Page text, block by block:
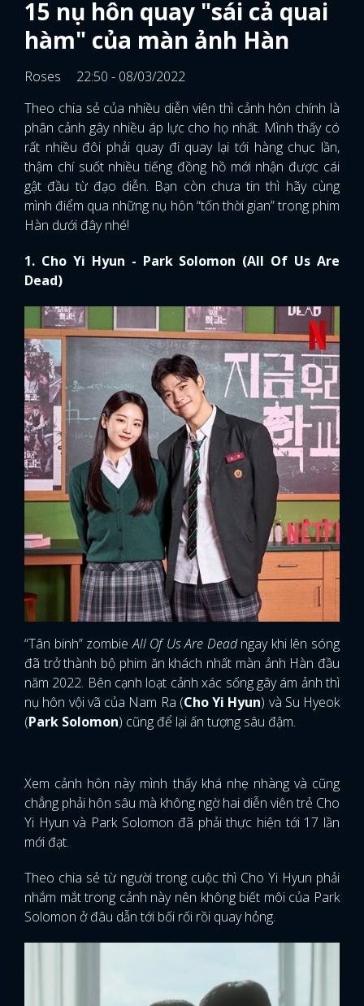
thậm chí suốt nhiều tiếng đồng hồ mới nhận được cái
gật đầu từ đạo diễn. Bạn còn chưa tin thì hãy cùng
mình điểm qua những nụ hôn “tốn thời gian” trong phim
1. Cho Yi Hyun - Park Solomon (All Of Us Are
Dead)
“Tân binh” zombieAll Of Us Are Deadngay khi lên sóng
đã trở thành bộ phim ăn khách nhất màn ảnh Hàn đầu
năm 2022. Bên cạnh loạt cảnh xác sống gây ám ảnh thì
nụ hôn vội vã của Nam Ra (Cho Yi Hyun
) và Su Hyeok
(Park Solomon) cũng để lại ấn tượng sâu đậm.
Xem cảnh hôn này mình thấy khá nhẹ nhàng và cũng
chẳng phải hôn sâu mà không ngờ hai diễn viên trẻ Cho
Yi Hyun và Park Solomon đã phải thực hiện tới 17 lần
mới đạt.
Theo chia sẻ từ người trong cuộc thì Cho Yi Hyun phải
nhắm mắt trong cảnh này nên không biết môi của Park